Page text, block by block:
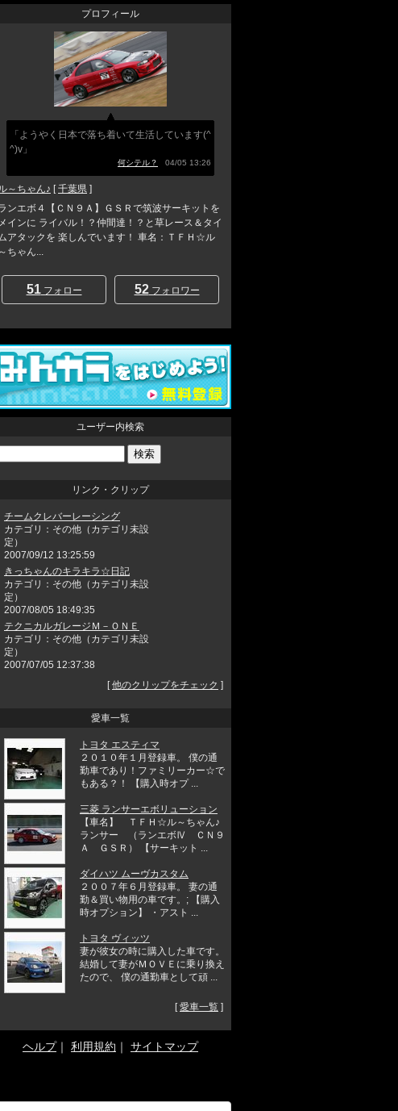
プロフィール
「ようやく日本で落ち着いて生活しています(^
^)v」
何シテル？ 04/05 13:26
～ちゃん♪ [千葉県 ]
ンエボ４【ＣＮ９Ａ】ＧＳＲで筑波サーキットを
メインに ライバル！？仲間達！？と草レース＆タイ
アタックを 楽しんでいます！ 車名：ＴＦＨ☆ル
～ちゃん...
51フォロー 52フォロワー
ユーザー内検索
リンク・クリップ
チームクレバーレーシング
カテゴリ：その他（カテゴリ未設
定）
2007/09/12 13:25:59
きっちゃんのキラキラ☆日記
カテゴリ：その他（カテゴリ未設
定）
2007/08/05 18:49:35
テクニカルガレージＭ－ＯＮＥ
カテゴリ：その他（カテゴリ未設
定）
2007/07/05 12:37:38
[他のクリップをチェック ]
愛車一覧
トヨタ エスティマ
２０１０年１月登録車。 僕の通
勤車であり！ファミリーカー☆で
もある？！ 【購入時オプ ...
三菱 ランサーエボリューション
【車名】 ＴＦＨ☆ル～ちゃん♪
ランサー （ランエボⅣ ＣＮ９
Ａ ＧＳＲ） 【サーキット ...
ダイハツ ムーヴカスタム
２００７年６月登録車。 妻の通
勤＆買い物用の車です。; 【購入
時オプション】 ・アスト ...
トヨタ ヴィッツ
妻が彼女の時に購入した車です。
結婚して妻がＭＯＶＥに乗り換え
たので、 僕の通勤車として頑 ...
[愛車一覧 ]
ヘルプ｜ 利用規約 ｜ サイトマップ